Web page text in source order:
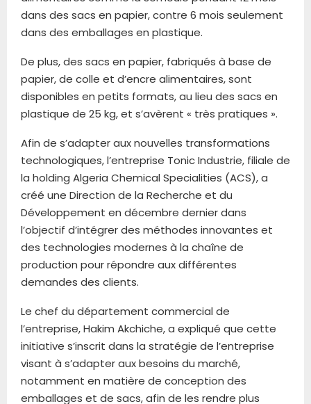
dans des sacs en papier, contre 6 mois seulement
dans des emballages en plastique.
De plus, des sacs en papier, fabriqués à base de
papier, de colle et d’encre alimentaires, sont
disponibles en petits formats, au lieu des sacs en
plastique de 25 kg, et s’avèrent « très pratiques ».
Afin de s’adapter aux nouvelles transformations
technologiques, l’entreprise Tonic Industrie, filiale de
la holding Algeria Chemical Specialities (ACS), a
créé une Direction de la Recherche et du
Développement en décembre dernier dans
l’objectif d’intégrer des méthodes innovantes et
des technologies modernes à la chaîne de
production pour répondre aux différentes
demandes des clients.
Le chef du département commercial de
l’entreprise, Hakim Akchiche, a expliqué que cette
initiative s’inscrit dans la stratégie de l’entreprise
visant à s’adapter aux besoins du marché,
notamment en matière de conception des
emballages et de sacs, afin de les rendre plus